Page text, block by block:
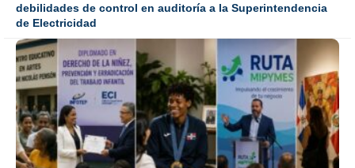
debilidades de control en auditoría a la Superintendencia
de Electricidad